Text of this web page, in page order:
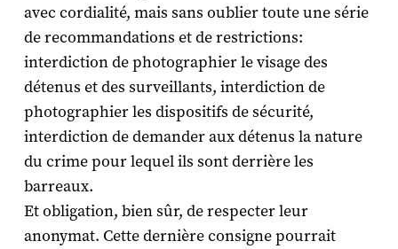
avec cordialité, mais sans oublier toute une série
de recommandations et de restrictions:
interdiction de photographier le visage des
détenus et des surveillants, interdiction de
photographier les dispositifs de sécurité,
interdiction de demander aux détenus la nature
du crime pour lequel ils sont derrière les
barreaux.
Et obligation, bien sûr, de respecter leur
anonymat. Cette dernière consigne pourrait